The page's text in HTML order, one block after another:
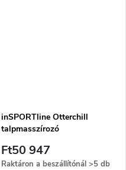
inSPORTline Otterchill
talpmasszírozó
Ft50 947
Raktáron a beszállítónál >5 db